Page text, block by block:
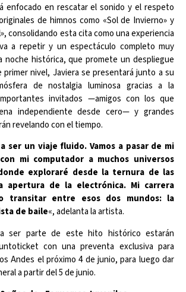
enfocado en rescatar el sonido y el respeto
de himnos como «Sol de Invierno» y
consolidando esta cita como una experiencia
a repetir y un espectáculo completo muy
noche histórica, que promete un despliegue
primer nivel, Javiera se presentará junto a su
de nostalgia luminosa gracias a la
invitados —amigos con los que
independiente desde cero— y grandes
revelando con el tiempo.
ser un viaje fluido. Vamos a pasar de mi
mi computador a muchos universos
exploraré desde la ternura de las
apertura de la electrónica. Mi carrera
transitar entre esos dos mundos: la
de baile«, adelanta la artista.
ser parte de este hito histórico estarán
con una preventa exclusiva para
Andes el próximo 4 de junio, para luego dar
a partir del 5 de junio.